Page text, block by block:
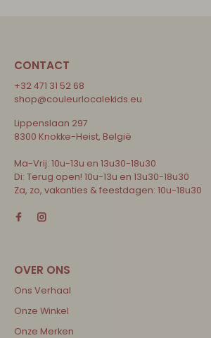
CONTACT
+32 471 31 52 68
shop@couleurlocalekids.eu
Lippenslaan 297
8300 Knokke-Heist, België
Ma-Vrij: 10u-13u en 13u30-18u30
Di: Terug open! 10u-13u en 13u30-18u30
Za, zo, vakanties & feestdagen: 10u-18u30
Ons Verhaal
Onze Winkel
Onze Merken